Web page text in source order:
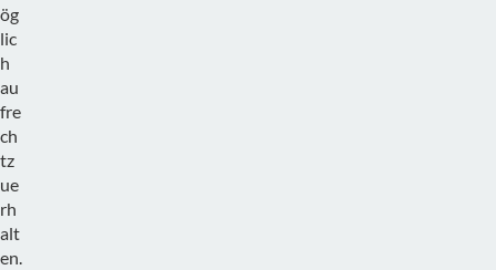
ög
lic
h
au
fre
ch
tz
ue
rh
alt
en.